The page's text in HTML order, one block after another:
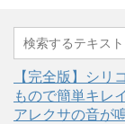
【完全版】シリ
もので簡単キレ
アレクサの音が